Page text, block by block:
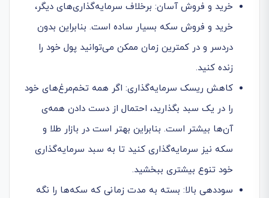
خرید و فروش آسان: برخلاف سرمایه‌گذاری‌های دیگر،
خرید و فروش سکه بسیار ساده است. بنابراین بدون
دردسر و در کمترین زمان ممکن می‌توانید پول خود را
زنده کنید.
کاهش ریسک سرمایه‌گذاری: اگر همه تخم‌مرغ‌های خود
را در یک سبد بگذارید، احتمال از دست دادن همه‌ی
آن‌ها بیشتر است. بنابراین بهتر است در بازار طلا و
سکه نیز سرمایه‌گذاری کنید تا به سبد سرمایه‌گذاری
خود تنوع بیشتری ببخشید.
سوددهی بالا: بسته به مدت زمانی که سکه‌ها را نگه